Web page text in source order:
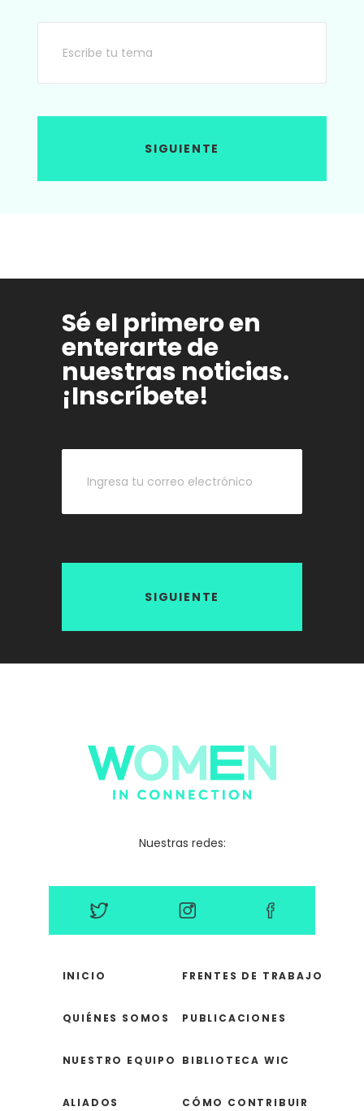
SIGUIENTE
Sé el primero en
enterarte de
nuestras noticias.
¡Inscríbete!
SIGUIENTE
Nuestras redes:
INICIO
QUIÉNES SOMOS
NUESTRO EQUIPO
ALIADOS
FRENTES DE TRABAJO
PUBLICACIONES
BIBLIOTECA WIC
CÓMO CONTRIBUIR